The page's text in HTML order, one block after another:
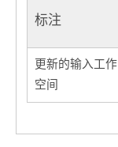
标注
更新的输入工作
空间